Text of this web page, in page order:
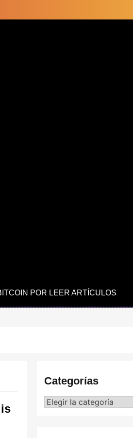
POR LEER ARTÍCULOS
Categorías
Categorías